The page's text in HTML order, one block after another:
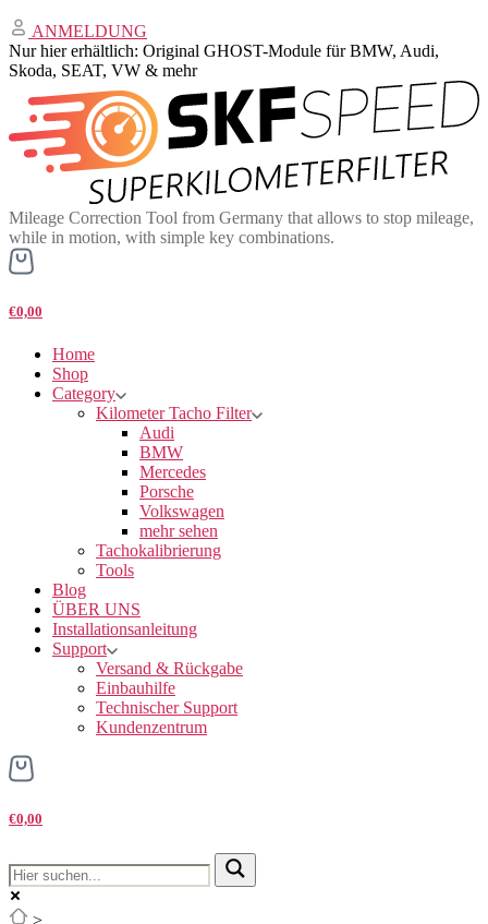
ANMELDUNG
Nur hier erhältlich: Original GHOST-Module für BMW, Audi,
Skoda, SEAT, VW & mehr
Mileage Correction Tool from Germany that allows to stop mileage,
while in motion, with simple key combinations.
€0,00
Home
Shop
Category
Kilometer Tacho Filter
Audi
BMW
Mercedes
Porsche
Volkswagen
mehr sehen
Tachokalibrierung
Tools
Blog
ÜBER UNS
Installationsanleitung
Support
Versand & Rückgabe
Einbauhilfe
Technischer Support
Kundenzentrum
€0,00
>